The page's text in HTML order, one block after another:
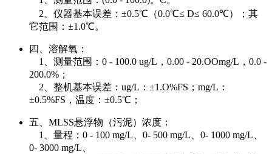
2、仪器基本误差：±0.5℃（0.0℃≤ D≤ 60.0℃）；其
它范围：±1.0℃。
四、溶解氧：
1、测量范围：0 - 100.0 ug/L，0.00 - 20.OOmg/L，0.0 -
200.0%；
2、整机基本误差：ug/L：±1.O%FS；mg/L：
±0.5%FS，温度：±0.5℃；
五、MLSS悬浮物（污泥）浓度：
1、量程：0 - 100 mg/L、0- 500 mg/L、0- 1000 mg/L、
0- 3000 mg/L、